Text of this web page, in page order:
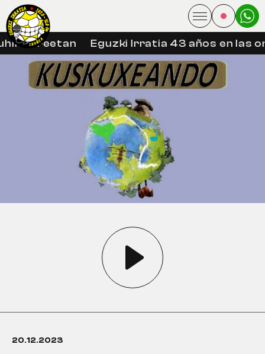
libreetan Eguzki Irratia 43 años en las
20.12.2023